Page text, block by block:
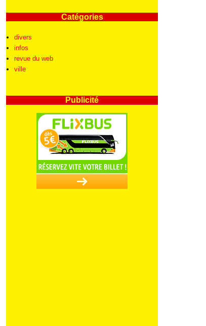
Catégories
divers
infos
revue du web
ville